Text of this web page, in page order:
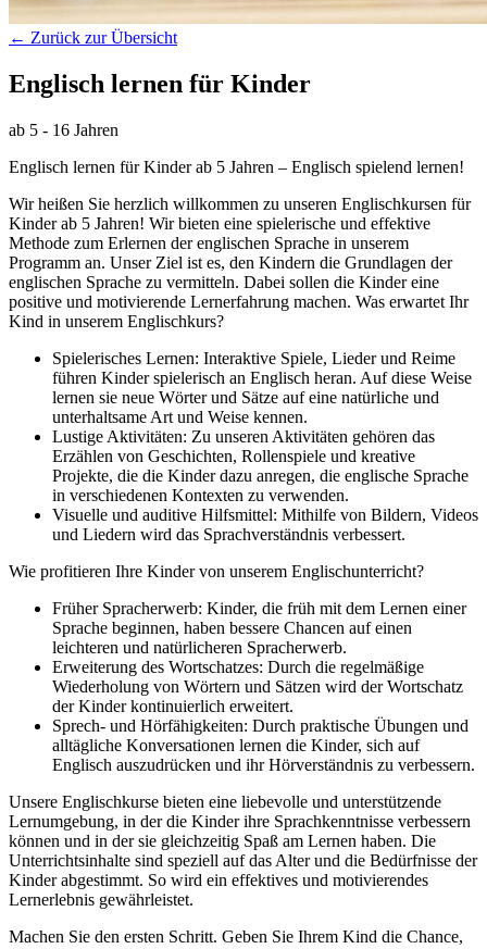
← Zurück zur Übersicht
Englisch lernen für Kinder
ab 5 - 16 Jahren
Englisch lernen für Kinder ab 5 Jahren – Englisch spielend lernen!
Wir heißen Sie herzlich willkommen zu unseren Englischkursen für
Kinder ab 5 Jahren! Wir bieten eine spielerische und effektive
Methode zum Erlernen der englischen Sprache in unserem
Programm an. Unser Ziel ist es, den Kindern die Grundlagen der
englischen Sprache zu vermitteln. Dabei sollen die Kinder eine
positive und motivierende Lernerfahrung machen. Was erwartet Ihr
Kind in unserem Englischkurs?
Spielerisches Lernen: Interaktive Spiele, Lieder und Reime
führen Kinder spielerisch an Englisch heran. Auf diese Weise
lernen sie neue Wörter und Sätze auf eine natürliche und
unterhaltsame Art und Weise kennen.
Lustige Aktivitäten: Zu unseren Aktivitäten gehören das
Erzählen von Geschichten, Rollenspiele und kreative
Projekte, die die Kinder dazu anregen, die englische Sprache
in verschiedenen Kontexten zu verwenden.
Visuelle und auditive Hilfsmittel: Mithilfe von Bildern, Videos
und Liedern wird das Sprachverständnis verbessert.
Wie profitieren Ihre Kinder von unserem Englischunterricht?
Früher Spracherwerb: Kinder, die früh mit dem Lernen einer
Sprache beginnen, haben bessere Chancen auf einen
leichteren und natürlicheren Spracherwerb.
Erweiterung des Wortschatzes: Durch die regelmäßige
Wiederholung von Wörtern und Sätzen wird der Wortschatz
der Kinder kontinuierlich erweitert.
Sprech- und Hörfähigkeiten: Durch praktische Übungen und
alltägliche Konversationen lernen die Kinder, sich auf
Englisch auszudrücken und ihr Hörverständnis zu verbessern.
Unsere Englischkurse bieten eine liebevolle und unterstützende
Lernumgebung, in der die Kinder ihre Sprachkenntnisse verbessern
können und in der sie gleichzeitig Spaß am Lernen haben. Die
Unterrichtsinhalte sind speziell auf das Alter und die Bedürfnisse der
Kinder abgestimmt. So wird ein effektives und motivierendes
Lernerlebnis gewährleistet.
Machen Sie den ersten Schritt. Geben Sie Ihrem Kind die Chance,